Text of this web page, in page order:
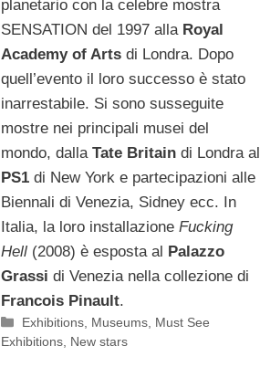
planetario con la celebre mostra
SENSATION del 1997 alla Royal
Academy of Artsdi Londra. Dopo
quell’evento il loro successo è stato
inarrestabile. Si sono susseguite
mostre nei principali musei del
mondo, dalla Tate Britaindi Londra al
PS1di New York e partecipazioni alle
Biennali di Venezia, Sidney ecc. In
Italia, la loro installazioneFucking
Hell (2008) è esposta al Palazzo
Grassi di Venezia nella collezione di
Francois Pinault.
Categorie
Exhibitions Museums Must See
Exhibitions, New stars